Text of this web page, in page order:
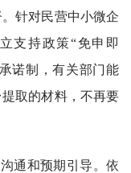
针对民营中小微企
支持政策“免申即
诺制，有关部门能
取的材料，不再要
通和预期引导。依